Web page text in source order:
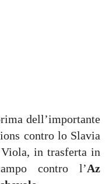
dell’importante
contro lo Slavia
in trasferta in
contro l’Az